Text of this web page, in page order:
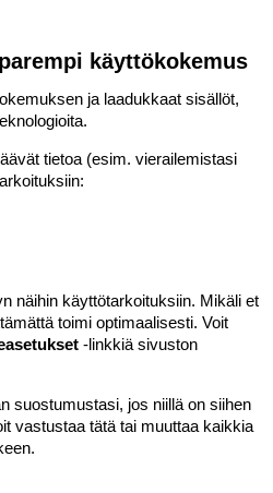
käyttökokemus
ja laadukkaat sisällöt,
tietoa (esim. vierailemis­tasi
näihin käyttötarkoituksiin. Mikäli et
toimi optimaalisesti. Voit
-linkkiä sivuston
suostumustasi, jos niillä on siihen
vastustaa tätä tai muuttaa kaikkia